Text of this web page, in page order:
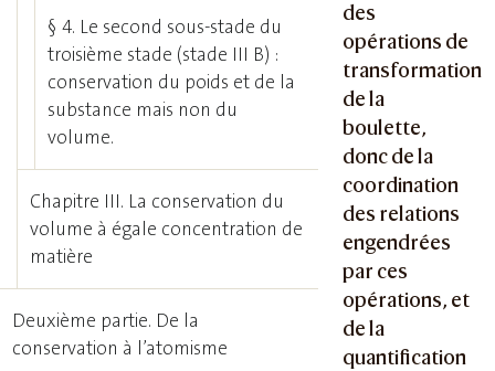
des
opérations de
transformation
de la
boulette,
donc de la
coordination
des relations
engendrées
par ces
opérations, et
de la
quantification
§ 4. Le second sous-stade du
troisième stade (stade III B) :
conservation du poids et de la
substance mais non du
volume.
Chapitre III. La conservation du
volume à égale concentration de
matière
Deuxième partie. De la
conservation à l’atomisme